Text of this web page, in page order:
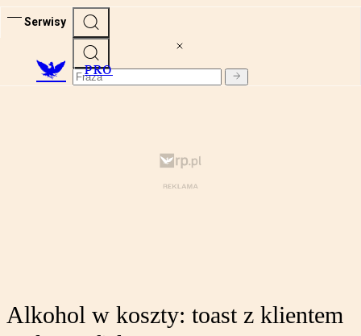
Serwisy
PRO
Alkohol w koszty: toast z klientem